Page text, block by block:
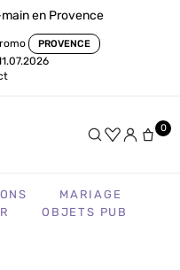
en Provence
PROVENCE
0
MARIAGE
OBJETS PUB